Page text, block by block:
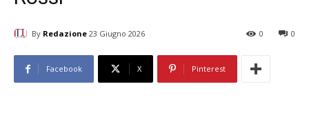
By Redazione 23 Giugno 2026 0
0
Facebook X Pinterest